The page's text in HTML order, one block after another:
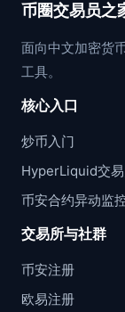
币圈交易员之
面向中文加密货
工具。
核心入口
炒币入门
HyperLiquid交
币安合约异动监
交易所与社群
币安注册
欧易注册